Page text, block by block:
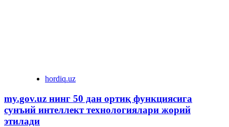
hordiq.uz
my.gov.uz нинг 50 дан ортиқ функциясига
сунъий интеллект технологиялари жорий
этилади